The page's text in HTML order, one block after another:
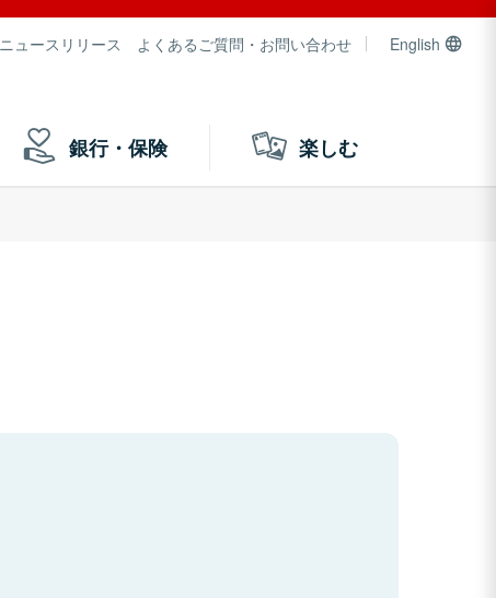
ニュースリリース よくあるご質問・お問い合わせ English
銀行・保険 楽しむ